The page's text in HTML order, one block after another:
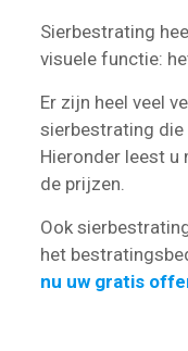
Sierbestrating
visuele functie:
Er zijn heel veel
sierbestrating die
Hieronder leest u
de prijzen.
Ook
het
nu uw gratis